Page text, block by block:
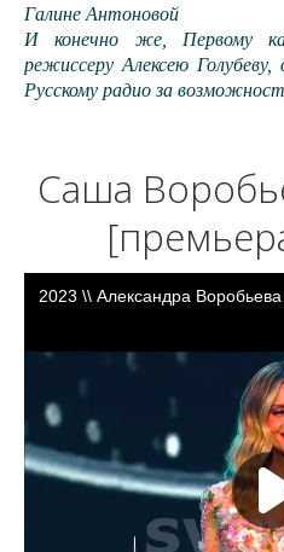
Галине Антоновой
И конечно же, Первому
режиссеру Алексею
Русскому радио за
Саша